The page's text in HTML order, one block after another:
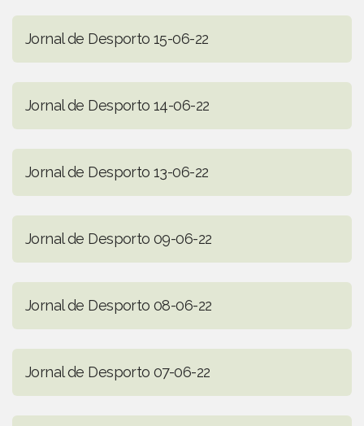
Jornal de Desporto 15-06-22
Jornal de Desporto 14-06-22
Jornal de Desporto 13-06-22
Jornal de Desporto 09-06-22
Jornal de Desporto 08-06-22
Jornal de Desporto 07-06-22